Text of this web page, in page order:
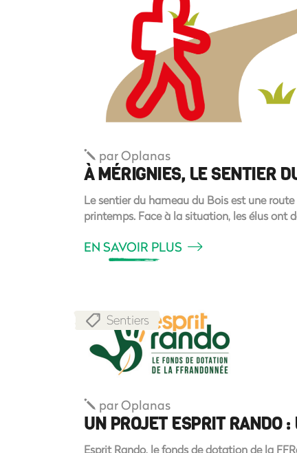
parOplanas
À MÉRIGNIES, LE SENTIER
Le sentier du hameau du Bois est une
printemps. Face à la situation, les élus ont
EN SAVOIR PLUS
Sentiers
parOplanas
UN PROJET ESPRIT RANDO
Esprit Rando, le fonds de dotation de la